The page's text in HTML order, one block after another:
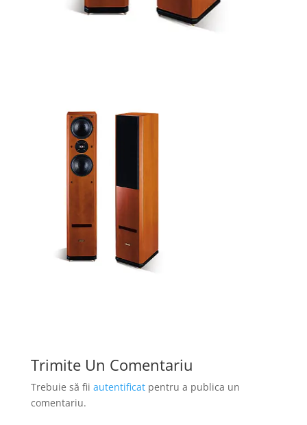
Trimite Un Comentariu
Trebuie să fii autentificatpentru a publica un
comentariu.